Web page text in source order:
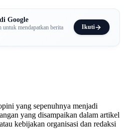
Google
mendapatkan berita
Ikuti
yang sepenuhnya menjadi
yang disampaikan dalam artikel
kebijakan organisasi dan redaksi